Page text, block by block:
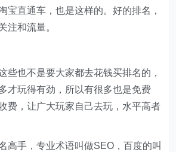
宝直通车，也是这样的。好的排名，
注和流量。
些也不是要大家都去花钱买排名的，
才玩得有劲，所以有很多也是免费
费，让广大玩家自己去玩，水平高者
高手，专业术语叫做SEO，百度的叫